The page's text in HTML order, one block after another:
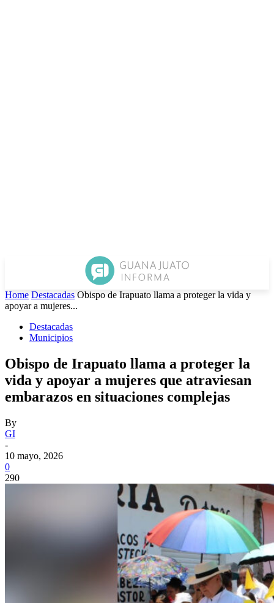
Home Destacadas Obispo de Irapuato llama a proteger la vida y
apoyar a mujeres...
Destacadas
Municipios
Obispo de Irapuato llama a proteger la
vida y apoyar a mujeres que atraviesan
embarazos en situaciones complejas
By
GI
-
10 mayo, 2026
0
290